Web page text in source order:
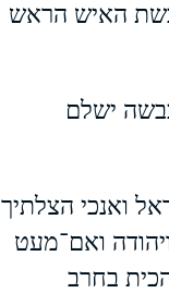
האיש הראש
ישלם
ואנכי הצלתיך
ואם־מעט
בחרב